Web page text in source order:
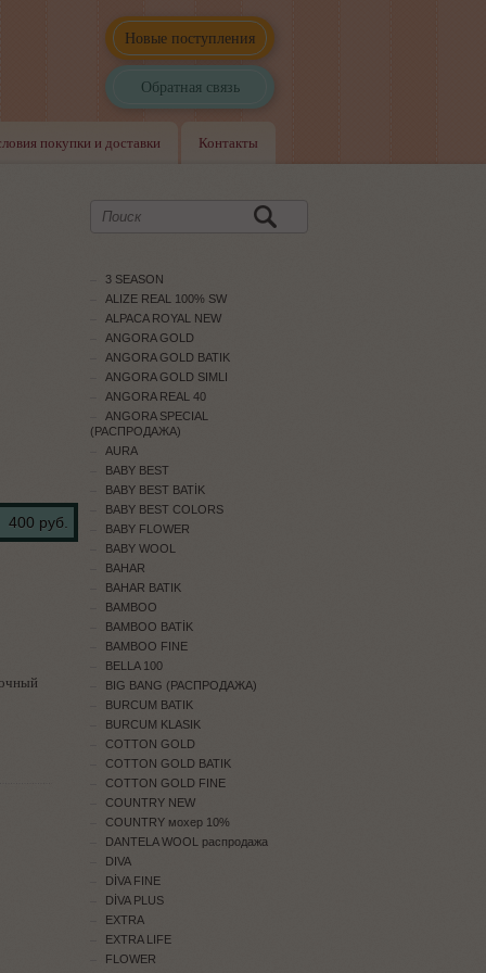
Новые поступления
Обратная связь
покупки и доставки Контакты
400 руб.
3 SEASON
ALIZE REAL 100% SW
ALPACA ROYAL NEW
ANGORA GOLD
ANGORA GOLD BATIK
ANGORA GOLD SIMLI
ANGORA REAL 40
ANGORA SPECIAL
(РАСПРОДАЖА)
AURA
BABY BEST
BABY BEST BATİK
BABY BEST COLORS
BABY FLOWER
BABY WOOL
BAHAR
BAHAR BATIK
BAMBOO
BAMBOO BATİK
BAMBOO FINE
BELLA 100
BIG BANG (РАСПРОДАЖА)
BURCUM BATIK
BURCUM KLASIK
COTTON GOLD
COTTON GOLD BATIK
COTTON GOLD FINE
COUNTRY NEW
COUNTRY мохер 10%
DANTELA WOOL распродажа
DIVA
DİVA FINE
DİVA PLUS
EXTRA
EXTRA LIFE
FLOWER